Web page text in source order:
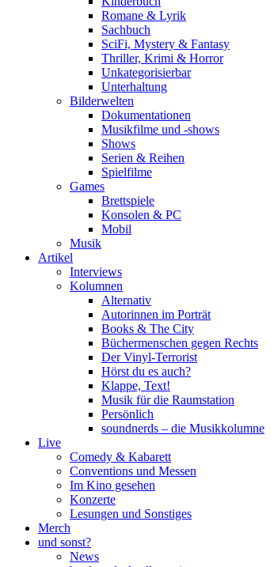
Romane & Lyrik
Sachbuch
SciFi, Mystery & Fantasy
Thriller, Krimi & Horror
Unkategorisierbar
Unterhaltung
Bilderwelten
Dokumentationen
Musikfilme und -shows
Shows
Serien & Reihen
Spielfilme
Games
Brettspiele
Konsolen & PC
Mobil
Musik
Artikel
Interviews
Kolumnen
Alternativ
Autorinnen im Porträt
Books & The City
Büchermenschen gegen Rechts
Der Vinyl-Terrorist
Hörst du es auch?
Klappe, Text!
Musik für die Raumstation
Persönlich
soundnerds – die Musikkolumne
Live
Comedy & Kabarett
Conventions und Messen
Im Kino gesehen
Konzerte
Lesungen und Sonstiges
Merch
und sonst?
News